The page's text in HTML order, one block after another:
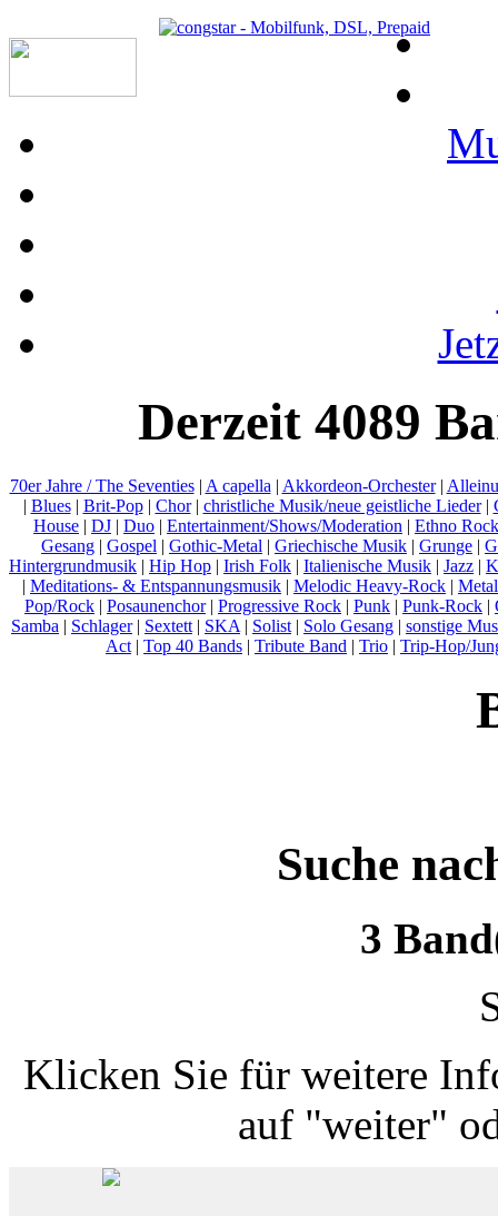
Derzeit 4089
70er Jahre / The Seventies| A capella | Akkordeon-Orchester|
| Blues| Brit-Pop| Chor| christliche Musik/neue geistliche Lieder|
House | DJ | Duo | Entertainment/Shows/Moderation | Ethno Rock
Gesang | Gospel | Gothic-Metal | Griechische Musik | Grunge |
Hintergrundmusik | Hip Hop | Irish Folk | Italienische Musik | Jazz |
| Meditations- & Entspannungsmusik | Melodic Heavy-Rock |
Pop/Rock | Posaunenchor| Progressive Rock | Punk | Punk-Rock |
Samba | Schlager| Sextett | SKA | Solist | Solo Gesang | sonstige
Act | Top 40 Bands | Tribute Band | Trio | Trip-Hop/
Suche
3
Klicken Sie für weitere
auf "weiter"